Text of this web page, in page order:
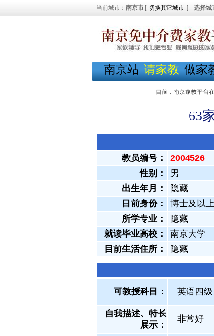
当前城市： 南京市 [ 切换其它城市 ] 选择城
南京站 请家教 做家
目前，南京家教平台
63
教员编号： 2004526
性别：
男
出生年月：
隐藏
目前身份： 博士及以
所学专业：
隐藏
就读毕业高校：
南京大学
目前生活住所：
隐藏
可教授科目： 英语四级
自我描述、特长
展示 ：
非常好